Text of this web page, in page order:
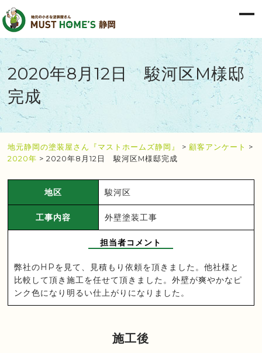
2020年8月12日 駿河区M様邸
完成
地元静岡の塗装屋さん『マストホームズ静岡』 >顧客アンケート >
2020年 >2020年8月12日 駿河区M様邸完成
地区 駿河区
工事内容 外壁塗装工事
担当者コメント
弊社のHPを見て、見積もり依頼を頂きました。他社様と
比較して頂き施工を任せて頂きました。外壁が爽やかなピ
ンク色になり明るい仕上がりになりました。
施工後